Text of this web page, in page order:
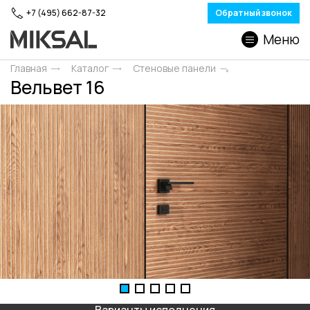
+7 (495) 662-87-32 Обратный звонок
Меню
Главная Каталог Стеновые панели
Вельвет 16